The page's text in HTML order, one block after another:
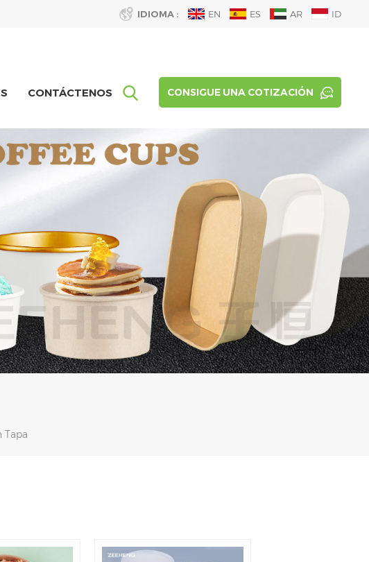
IDIOMA : EN ES AR ID
CONSIGUE UNA COTIZACIÓN
CONTÁCTENOS
Tapa